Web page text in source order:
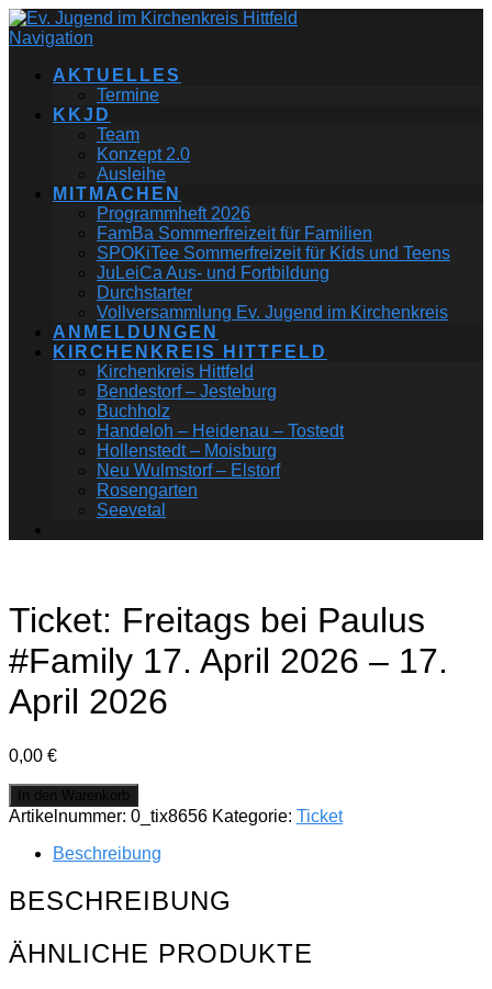
Navigation
AKTUELLES
Termine
KKJD
Team
Konzept 2.0
Ausleihe
MITMACHEN
Programmheft 2026
FamBa Sommerfreizeit für Familien
SPOKiTee Sommerfreizeit für Kids und Teens
JuLeiCa Aus- und Fortbildung
Durchstarter
Vollversammlung Ev. Jugend im Kirchenkreis
ANMELDUNGEN
KIRCHENKREIS HITTFELD
Kirchenkreis Hittfeld
Bendestorf – Jesteburg
Buchholz
Handeloh – Heidenau – Tostedt
Hollenstedt – Moisburg
Neu Wulmstorf – Elstorf
Rosengarten
Seevetal
Ticket: Freitags bei Paulus
#Family 17. April 2026 – 17.
April 2026
0,00 €
Ticket:
Freitags
Paulus
17.
April
-
In den Warenkorb
Artikelnummer: 0_tix8656 Kategorie: Ticket
Beschreibung
BESCHREIBUNG
ÄHNLICHE PRODUKTE